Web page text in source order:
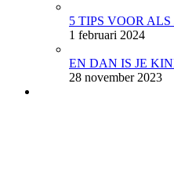
5 TIPS VOOR
1 februari 2024
EN DAN IS JE
28 november 2023